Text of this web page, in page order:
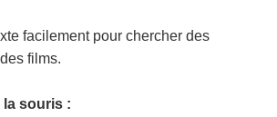
facilement pour chercher des
films.
la souris :